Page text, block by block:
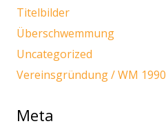
Titelbilder
Überschwemmung
Uncategorized
Vereinsgründung / WM 1990
Meta